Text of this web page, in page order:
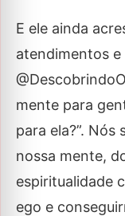
E ele ainda
atendimentos
mente para
para ela?”.
nossa mente,
espiritualidade
ego e